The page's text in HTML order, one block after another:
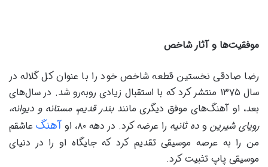
موفقیت‌ها و آثار شاخص
رضا صادقی نخستین قطعه شاخص خود را با عنوان کل گلاله در
سال ۱۳۷۵ منتشر کرد که با استقبال زیادی روبه‌رو شد. در سال‌های
بعد، او آهنگ‌های موفق دیگری مانندبندر قدیم، مستانه و دیوانه،
رویای شیرین و ده ثانیه را عرضه کرد. در دهه ۸۰، او آهنگ عاشقم
من را به عرصه موسیقی تقدیم کرد که جایگاه او را در دنیای
موسیقی پاپ تثبیت کرد.